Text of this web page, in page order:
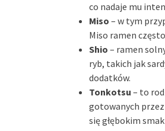
co nadaje mu
Miso – w tym
Miso ramen
Shio – ramen
ryb, takich jak
dodatków.
Tonkotsu – to
gotowanych
się głębokim